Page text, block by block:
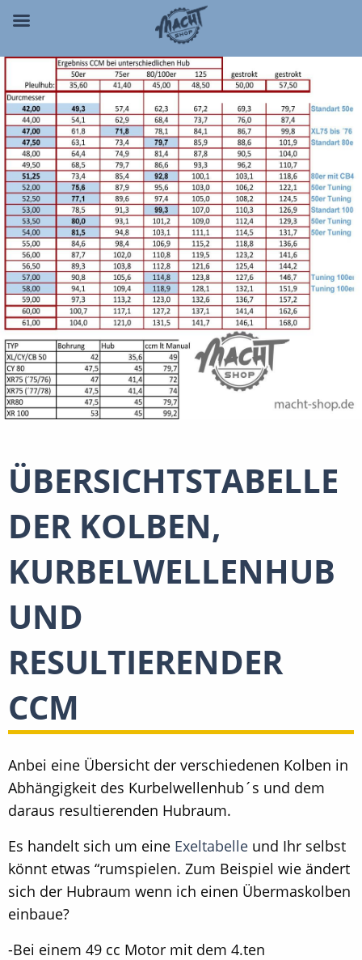
ÜBERSICHTSTABELLE
DER KOLBEN,
KURBELWELLENHUB
UND
RESULTIERENDER
CCM
Anbei eine Übersicht der verschiedenen Kolben in
Abhängigkeit des Kurbelwellenhub´s und dem
daraus resultierenden Hubraum.
Es handelt sich um eine Exeltabelle und Ihr selbst
könnt etwas “rumspielen. Zum Beispiel wie ändert
sich der Hubraum wenn ich einen Übermaskolben
einbaue?
-Bei einem 49 cc Motor mit dem 4.ten